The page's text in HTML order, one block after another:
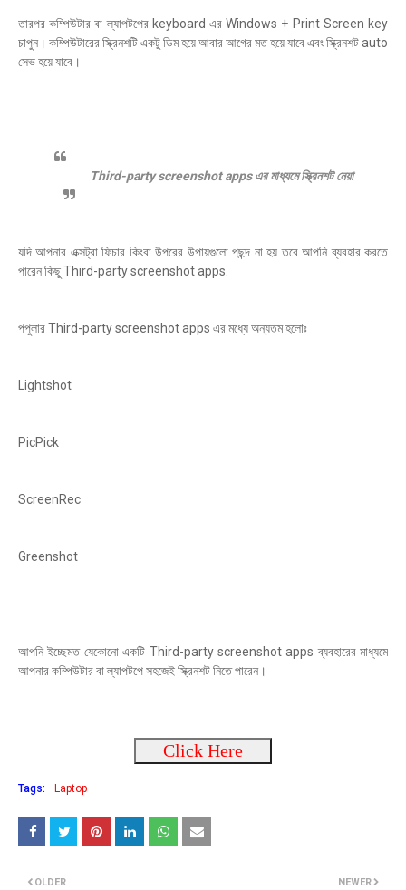
তারপর কম্পিউটার বা ল্যাপটপের keyboard এর Windows + Print Screen key
চাপুন। কম্পিউটারের স্ক্রিনশটি একটু ডিম হয়ে আবার আগের মত হয়ে যাবে এবং স্ক্রিনশট auto
সেভ হয়ে যাবে।
Third-party screenshot apps এর মাধ্যমে স্ক্রিনশট নেয়া
যদি আপনার এক্সট্রা ফিচার কিংবা উপরের উপায়গুলো পছন্দ না হয় তবে আপনি ব্যবহার করতে
পারেন কিছু Third-party screenshot apps.
পপুলার Third-party screenshot apps এর মধ্যে অন্যতম হলোঃ
Lightshot
PicPick
ScreenRec
Greenshot
আপনি ইচ্ছেমত যেকোনো একটি Third-party screenshot apps ব্যবহারের মাধ্যমে
আপনার কম্পিউটার বা ল্যাপটপে সহজেই স্ক্রিনশট নিতে পারেন।
Click Here
Tags: Laptop
NEWER
OLDER